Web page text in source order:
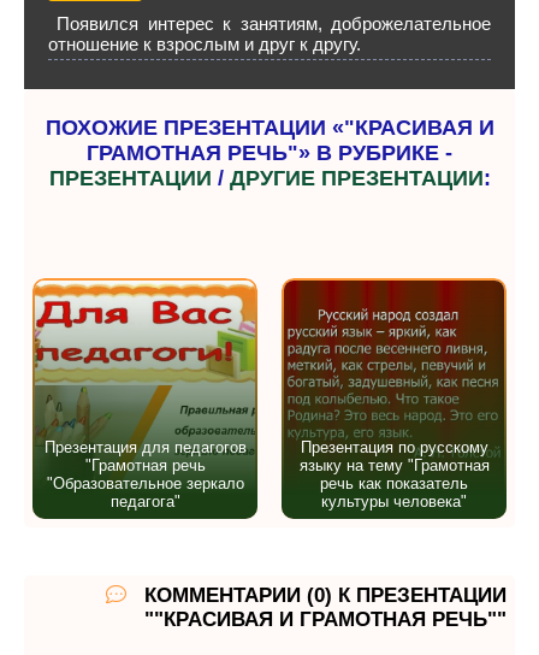
Появился интерес к занятиям, доброжелательное
отношение к взрослым и друг к другу.
ПОХОЖИЕ ПРЕЗЕНТАЦИИ «"КРАСИВАЯ И
ГРАМОТНАЯ РЕЧЬ"» В РУБРИКЕ -
ПРЕЗЕНТАЦИИ / ДРУГИЕ ПРЕЗЕНТАЦИИ:
Презентация для педагогов
"Грамотная речь
"Образовательное зеркало
педагога"
Презентация по русскому
языку на тему "Грамотная
речь как показатель
культуры человека"
КОММЕНТАРИИ (0) К ПРЕЗЕНТАЦИИ
""КРАСИВАЯ И ГРАМОТНАЯ РЕЧЬ""